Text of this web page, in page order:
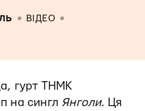
ВІДЕО
гурт ТНМК
на сингл Янголи. Ця